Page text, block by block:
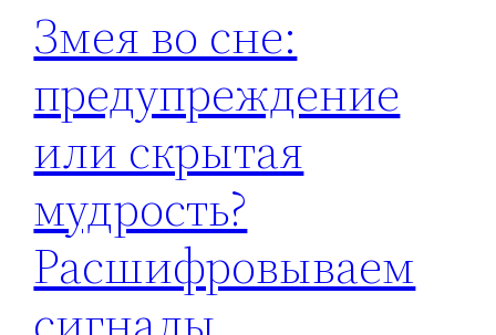
Змея во сне:
предупреждение
или скрытая
мудрость?
Расшифровываем